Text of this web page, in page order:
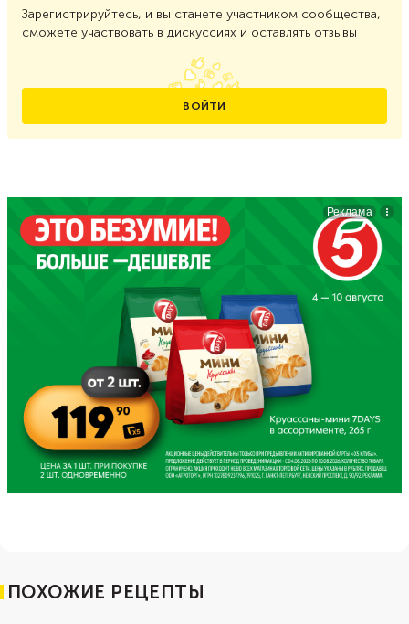
Зарегистрируйтесь, и вы станете участником сообщества,
сможете участвовать в дискуссиях и оставлять отзывы
ВОЙТИ
ПОХОЖИЕ РЕЦЕПТЫ